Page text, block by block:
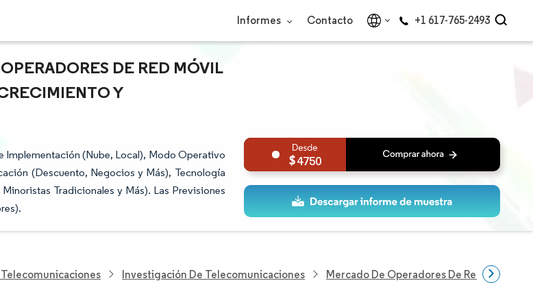
Informes Contacto +1 617-765-2493
DE RED MÓVIL
Y
Implementación (Nube, Local), Modo Operativo
(Descuento, Negocios y Más), Tecnología
Tradicionales y Más). Las Previsiones
4750
Investigación De Telecomunicaciones Mercado De Operadores De Red Móvil